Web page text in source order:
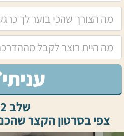
עניתי
שלב 2:
צפי בסרטון הקצר שהכנתי לך